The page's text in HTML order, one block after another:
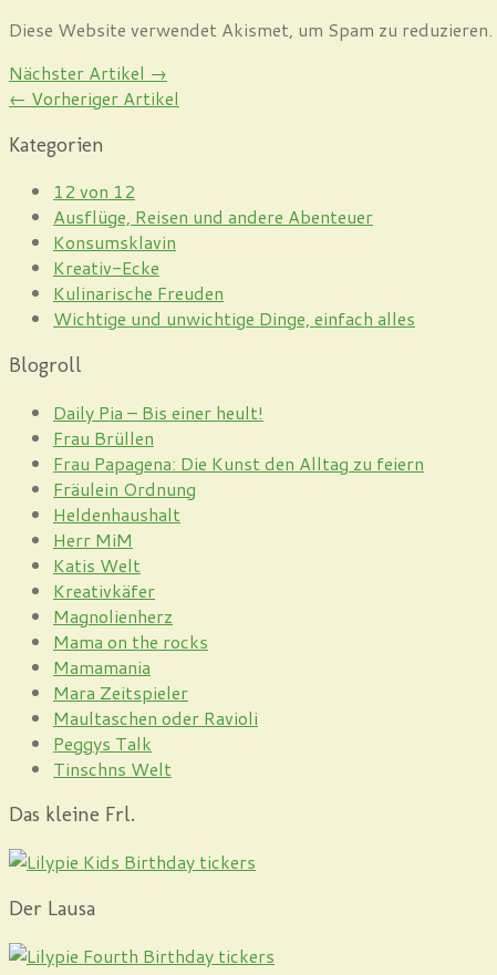
Diese Website verwendet Akismet, um Spam zu reduzieren.
Nächster Artikel →
← Vorheriger Artikel
Kategorien
12 von 12
Ausflüge, Reisen und andere Abenteuer
Konsumsklavin
Kreativ-Ecke
Kulinarische Freuden
Wichtige und unwichtige Dinge, einfach alles
Blogroll
Daily Pia – Bis einer heult!
Frau Brüllen
Frau Papagena: Die Kunst den Alltag zu feiern
Fräulein Ordnung
Heldenhaushalt
Herr MiM
Katis Welt
Kreativkäfer
Magnolienherz
Mama on the rocks
Mamamania
Mara Zeitspieler
Maultaschen oder Ravioli
Peggys Talk
Tinschns Welt
Das kleine Frl.
Der Lausa